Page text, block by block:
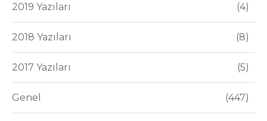
2019 Yazıları 4
2018 Yazıları 8
2017 Yazıları 5
Genel 447